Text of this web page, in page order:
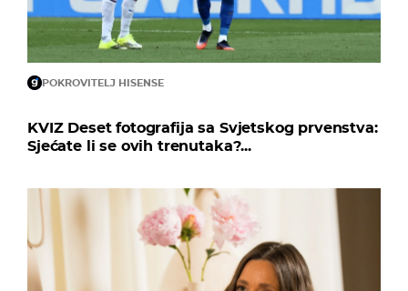
POKROVITELJ HISENSE
KVIZ Deset fotografija sa Svjetskog prvenstva:
Sjećate li se ovih trenutaka?...